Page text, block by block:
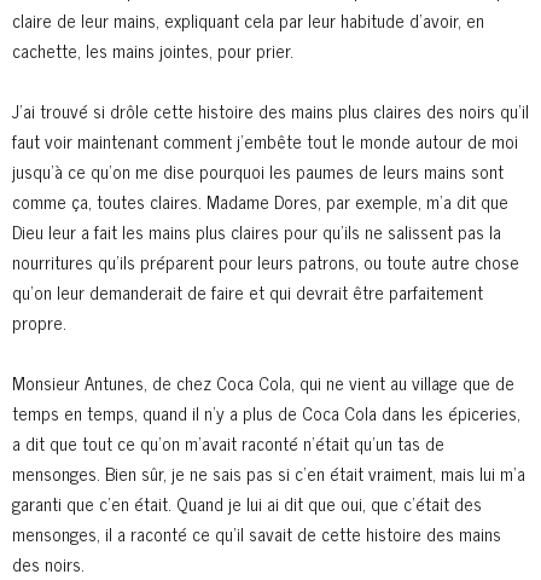
claire de leur mains, expliquant cela par leur habitude d’avoir, en
cachette, les mains jointes, pour prier.
J’ai trouvé si drôle cette histoire des mains plus claires des noirs qu’il
faut voir maintenant comment j’embête tout le monde autour de moi
jusqu’à ce qu’on me dise pourquoi les paumes de leurs mains sont
comme ça, toutes claires. Madame Dores, par exemple, m’a dit que
Dieu leur a fait les mains plus claires pour qu’ils ne salissent pas la
nourritures qu’ils préparent pour leurs patrons, ou toute autre chose
qu’on leur demanderait de faire et qui devrait être parfaitement
propre.
Monsieur Antunes, de chez Coca Cola, qui ne vient au village que de
temps en temps, quand il n’y a plus de Coca Cola dans les épiceries,
a dit que tout ce qu’on m’avait raconté n’était qu’un tas de
mensonges. Bien sûr, je ne sais pas si c’en était vraiment, mais lui m’a
garanti que c’en était. Quand je lui ai dit que oui, que c’était des
mensonges, il a raconté ce qu’il savait de cette histoire des mains
des noirs.